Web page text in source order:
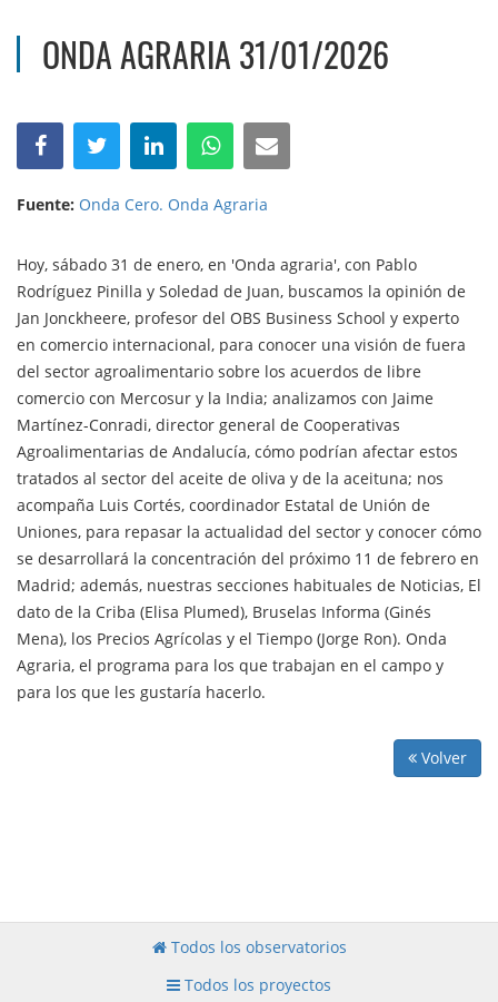
ONDA AGRARIA 31/01/2026
Fuente: Onda Cero. Onda Agraria
Hoy, sábado 31 de enero, en 'Onda agraria', con Pablo
Rodríguez Pinilla y Soledad de Juan, buscamos la opinión de
Jan Jonckheere, profesor del OBS Business School y experto
en comercio internacional, para conocer una visión de fuera
del sector agroalimentario sobre los acuerdos de libre
comercio con Mercosur y la India; analizamos con Jaime
Martínez-Conradi, director general de Cooperativas
Agroalimentarias de Andalucía, cómo podrían afectar estos
tratados al sector del aceite de oliva y de la aceituna; nos
acompaña Luis Cortés, coordinador Estatal de Unión de
Uniones, para repasar la actualidad del sector y conocer cómo
se desarrollará la concentración del próximo 11 de febrero en
Madrid; además, nuestras secciones habituales de Noticias, El
dato de la Criba (Elisa Plumed), Bruselas Informa (Ginés
Mena), los Precios Agrícolas y el Tiempo (Jorge Ron). Onda
Agraria, el programa para los que trabajan en el campo y
para los que les gustaría hacerlo.
Volver
Todos los observatorios
Todos los proyectos